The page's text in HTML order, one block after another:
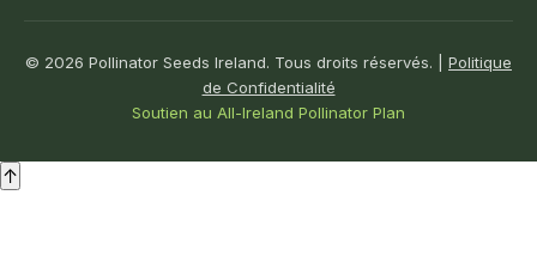
© 2026 Pollinator Seeds Ireland. Tous droits réservés. | Politique
de Confidentialité
Soutien au All-Ireland Pollinator Plan
↑